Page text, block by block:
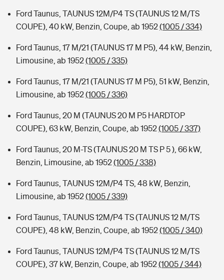
Ford Taunus, TAUNUS 12M/P4 TS (TAUNUS 12 M/TS
COUPE), 40 kW, Benzin, Coupe, ab 1952(1005 / 334)
Ford Taunus, 17 M/21 (TAUNUS 17 M P5), 44 kW, Benzin,
Limousine, ab 1952(1005 / 335)
Ford Taunus, 17 M/21 (TAUNUS 17 M P5), 51 kW, Benzin,
Limousine, ab 1952(1005 / 336)
Ford Taunus, 20 M (TAUNUS 20 M P5 HARDTOP
COUPE), 63 kW, Benzin, Coupe, ab 1952(1005 / 337)
Ford Taunus, 20 M-TS (TAUNUS 20 M TS P 5 ), 66 kW,
Benzin, Limousine, ab 1952(1005 / 338)
Ford Taunus, TAUNUS 12M/P4 TS, 48 kW, Benzin,
Limousine, ab 1952(1005 / 339)
Ford Taunus, TAUNUS 12M/P4 TS (TAUNUS 12 M/TS
COUPE), 48 kW, Benzin, Coupe, ab 1952(1005 / 340)
Ford Taunus, TAUNUS 12M/P4 TS (TAUNUS 12 M/TS
COUPE), 37 kW, Benzin, Coupe, ab 1952(1005 / 344)